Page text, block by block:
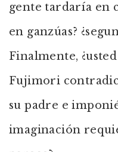
gente tardaría en
en ganzúas?
Finalmente,
Fujimori
su padre e
imaginación